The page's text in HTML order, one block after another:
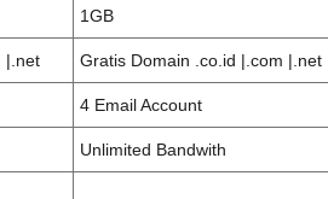
1GB
|.net Gratis Domain .co.id |.com |.net
4 Email Account
Unlimited Bandwith